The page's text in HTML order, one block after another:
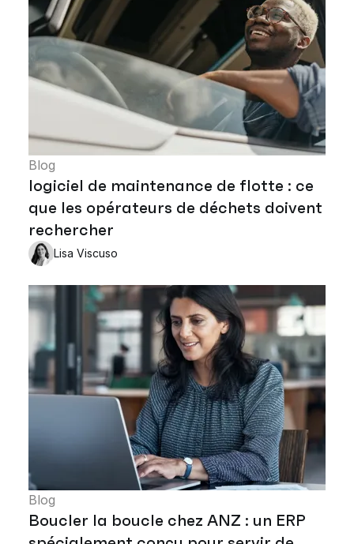
Blog
logiciel de maintenance de flotte : ce
que les opérateurs de déchets doivent
rechercher
Lisa Viscuso
Blog
Boucler la boucle chez ANZ : un ERP